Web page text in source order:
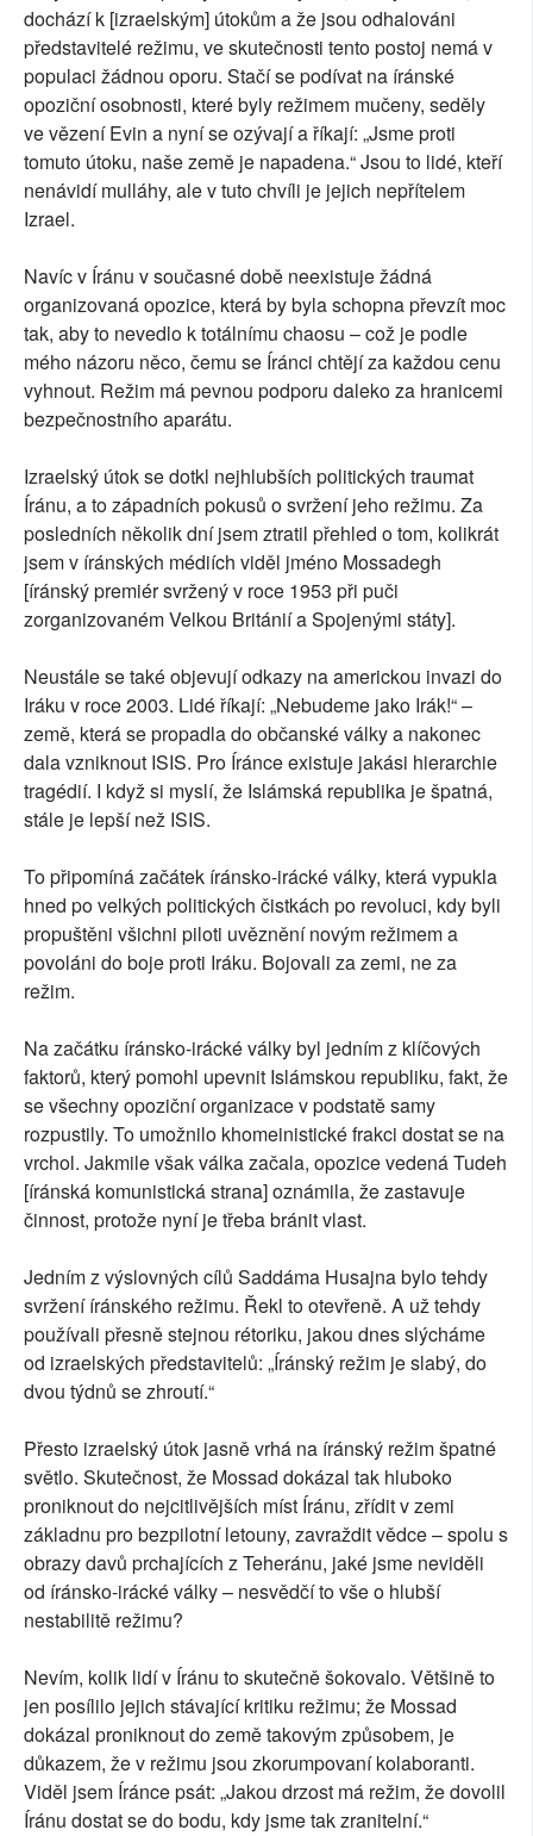
dochází k [izraelským] útokům a že jsou odhalováni
představitelé režimu, ve skutečnosti tento postoj nemá v
populaci žádnou oporu. Stačí se podívat na íránské
opoziční osobnosti, které byly režimem mučeny, seděly
ve vězení Evin a nyní se ozývají a říkají: „Jsme proti
tomuto útoku, naše země je napadena.“ Jsou to lidé, kteří
nenávidí mulláhy, ale v tuto chvíli je jejich nepřítelem
Izrael.
Navíc v Íránu v současné době neexistuje žádná
organizovaná opozice, která by byla schopna převzít moc
tak, aby to nevedlo k totálnímu chaosu – což je podle
mého názoru něco, čemu se Íránci chtějí za každou cenu
vyhnout. Režim má pevnou podporu daleko za hranicemi
bezpečnostního aparátu.
Izraelský útok se dotkl nejhlubších politických traumat
Íránu, a to západních pokusů o svržení jeho režimu. Za
posledních několik dní jsem ztratil přehled o tom, kolikrát
jsem v íránských médiích viděl jméno Mossadegh
[íránský premiér svržený v roce 1953 při puči
zorganizovaném Velkou Británií a Spojenými státy].
Neustále se také objevují odkazy na americkou invazi do
Iráku v roce 2003. Lidé říkají: „Nebudeme jako Irák!“ –
země, která se propadla do občanské války a nakonec
dala vzniknout ISIS. Pro Íránce existuje jakási hierarchie
tragédií. I když si myslí, že Islámská republika je špatná,
stále je lepší než ISIS.
To připomíná začátek íránsko-irácké války, která vypukla
hned po velkých politických čistkách po revoluci, kdy byli
propuštěni všichni piloti uvěznění novým režimem a
povoláni do boje proti Iráku. Bojovali za zemi, ne za
režim.
Na začátku íránsko-irácké války byl jedním z klíčových
faktorů, který pomohl upevnit Islámskou republiku, fakt, že
se všechny opoziční organizace v podstatě samy
rozpustily. To umožnilo khomeinistické frakci dostat se na
vrchol. Jakmile však válka začala, opozice vedená Tudeh
[íránská komunistická strana] oznámila, že zastavuje
činnost, protože nyní je třeba bránit vlast.
Jedním z výslovných cílů Saddáma Husajna bylo tehdy
svržení íránského režimu. Řekl to otevřeně. A už tehdy
používali přesně stejnou rétoriku, jakou dnes slýcháme
od izraelských představitelů: „Íránský režim je slabý, do
dvou týdnů se zhroutí.“
Přesto izraelský útok jasně vrhá na íránský režim špatné
světlo. Skutečnost, že Mossad dokázal tak hluboko
proniknout do nejcitlivějších míst Íránu, zřídit v zemi
základnu pro bezpilotní letouny, zavraždit vědce – spolu s
obrazy davů prchajících z Teheránu, jaké jsme neviděli
od íránsko-irácké války – nesvědčí to vše o hlubší
nestabilitě režimu?
Nevím, kolik lidí v Íránu to skutečně šokovalo. Většině to
jen posílilo jejich stávající kritiku režimu; že Mossad
dokázal proniknout do země takovým způsobem, je
důkazem, že v režimu jsou zkorumpovaní kolaboranti.
Viděl jsem Íránce psát: „Jakou drzost má režim, že dovolil
Íránu dostat se do bodu, kdy jsme tak zranitelní.“